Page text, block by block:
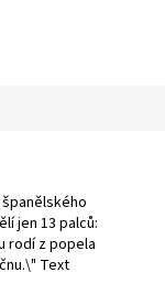
jen 13 palců:
rodí z popela
Text